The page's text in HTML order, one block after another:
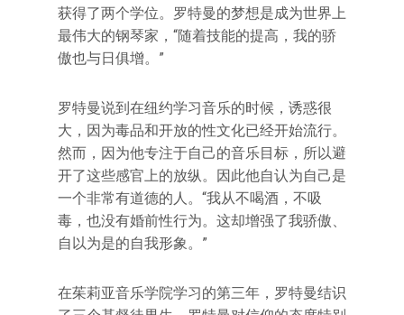
获得了两个学位。罗特曼的梦想是成为世界上
最伟大的钢琴家，“随着技能的提高，我的骄
傲也与日俱增。”
罗特曼说到在纽约学习音乐的时候，诱惑很
大，因为毒品和开放的性文化已经开始流行。
然而，因为他专注于自己的音乐目标，所以避
开了这些感官上的放纵。因此他自认为自己是
一个非常有道德的人。“我从不喝酒，不吸
毒，也没有婚前性行为。这却增强了我骄傲、
自以为是的自我形象。”
在茱莉亚音乐学院学习的第三年，罗特曼结识